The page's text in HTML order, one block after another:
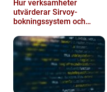
Hur verksamheter
utvärderar Sirvoy-
bokningssystem och